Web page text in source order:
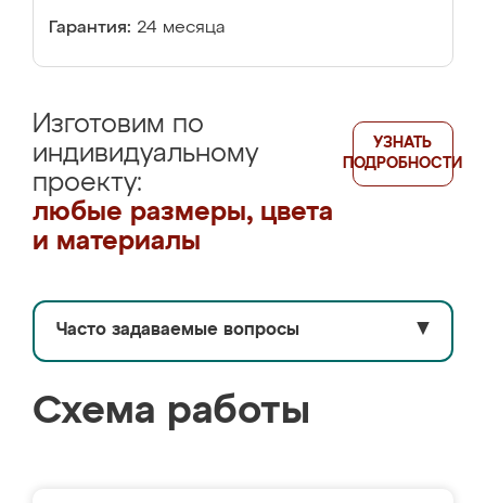
Гарантия: 24 месяца
Изготовим по
индивидуальному
проекту:
любые размеры, цвета
и материалы
УЗНАТЬ
ПОДРОБНОСТИ
Часто задаваемые вопросы ▼
Схема работы